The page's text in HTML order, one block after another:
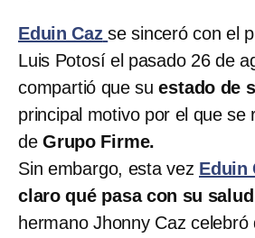
Eduin Caz se sinceró con el
Luis Potosí el pasado 26 de
compartió que su estado de
principal motivo por el que se
de Grupo Firme.
Sin embargo, esta vez Eduin
claro qué pasa con su salud
hermano Jhonny Caz